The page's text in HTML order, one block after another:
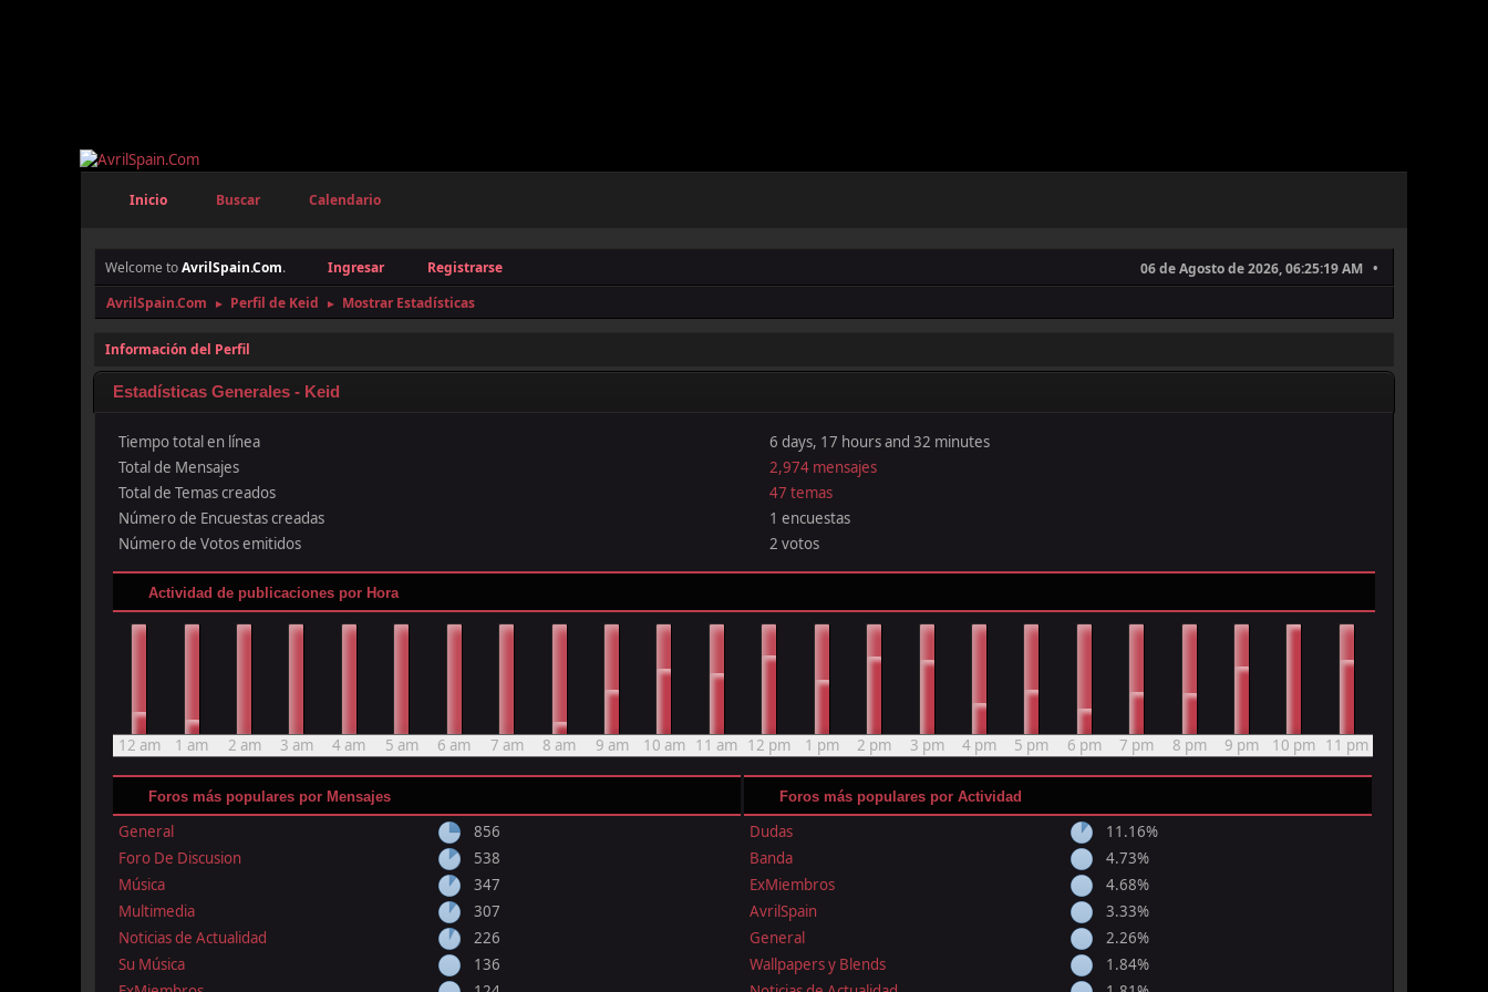
Inicio Buscar Calendario
Welcome toAvrilSpain.Com. Ingresar Registrarse
06 de Agosto de 2026, 06:25:19 AM
AvrilSpain.Com
► Perfil de Keid ► Mostrar Estadísticas
Información del Perfil
Estadísticas Generales - Keid
Tiempo total en línea
6 days, 17 hours and 32 minutes
Total de Mensajes
2,974 mensajes
Total de Temas creados
47 temas
Número de Encuestas creadas
1 encuestas
Número de Votos emitidos
2 votos
Actividad de publicaciones por Hora
12 am 1 am 2 am 3 am 4 am 5 am 6 am 7 am 8 am 9 am 10 am 11 am 12 pm 1 pm 2 pm 3 pm 4 pm 5 pm 6 pm 7 pm 8 pm 9 pm 10 pm 11 pm
Foros más populares por Mensajes
General
856
Foro De Discusion
538
Música
347
Multimedia
307
Noticias de Actualidad
226
Su Música
136
Foros más populares por Actividad
Dudas
11.16%
Banda
4.73%
ExMiembros
4.68%
AvrilSpain
3.33%
General
2.26%
Wallpapers y Blends
1.84%